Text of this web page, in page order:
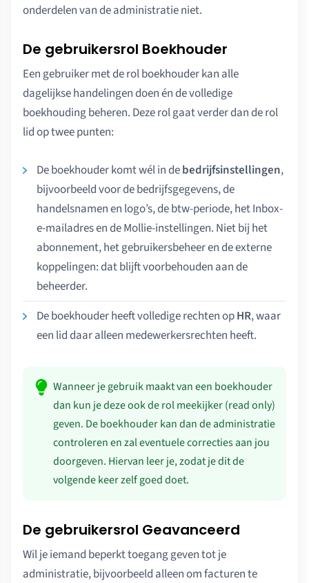
onderdelen van de administratie niet.
De gebruikersrol Boekhouder
Een gebruiker met de rol boekhouder kan alle
dagelijkse handelingen doen én de volledige
boekhouding beheren. Deze rol gaat verder dan de rol
lid op twee punten:
De boekhouder komt wél in debedrijfsinstellingen,
bijvoorbeeld voor de bedrijfsgegevens, de
handelsnamen en logo’s, de btw-periode, het Inbox-
e-mailadres en de Mollie-instellingen. Niet bij het
abonnement, het gebruikersbeheer en de externe
koppelingen: dat blijft voorbehouden aan de
beheerder.
De boekhouder heeft volledige rechten opHR, waar
een lid daar alleen medewerkersrechten heeft.
Wanneer je gebruik maakt van een boekhouder
dan kun je deze ook de rol meekijker (read only)
geven. De boekhouder kan dan de administratie
controleren en zal eventuele correcties aan jou
doorgeven. Hiervan leer je, zodat je dit de
volgende keer zelf goed doet.
De gebruikersrol Geavanceerd
Wil je iemand beperkt toegang geven tot je
administratie, bijvoorbeeld alleen om facturen te